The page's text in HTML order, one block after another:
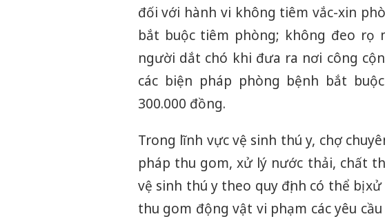
đối với hành vi không tiêm vắc-xin
bắt buộc tiêm phòng; không đeo rọ
người dắt chó khi đưa ra nơi công
các biện pháp phòng bệnh bắt
300.000 đồng.
Trong lĩnh vực vệ sinh thú y, chợ
pháp thu gom, xử lý nước thải, chất
vệ sinh thú y theo quy định có thể bị
thu gom động vật vi phạm các yêu